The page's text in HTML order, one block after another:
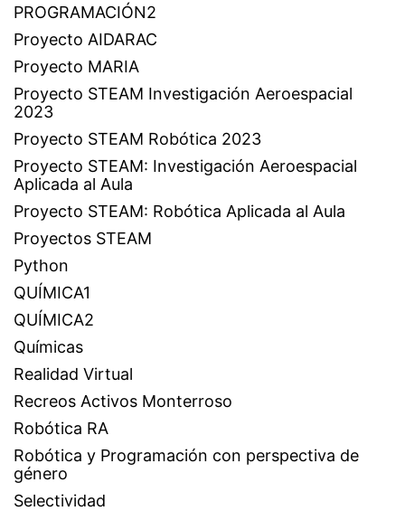
PROGRAMACIÓN2
Proyecto AIDARAC
Proyecto MARIA
Proyecto STEAM Investigación Aeroespacial
2023
Proyecto STEAM Robótica 2023
Proyecto STEAM: Investigación Aeroespacial
Aplicada al Aula
Proyecto STEAM: Robótica Aplicada al Aula
Proyectos STEAM
Python
QUÍMICA1
QUÍMICA2
Químicas
Realidad Virtual
Recreos Activos Monterroso
Robótica RA
Robótica y Programación con perspectiva de
género
Selectividad